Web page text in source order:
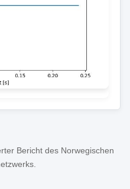
Bericht des Norwegischen